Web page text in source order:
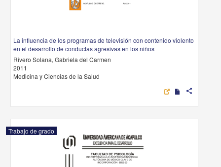
La influencia de los programas de televisión con contenido violento
en el desarrollo de conductas agresivas en los niños
Rivero Solana, Gabriela del Carmen
2011
Medicina y Ciencias de la Salud
share
Trabajo de grado